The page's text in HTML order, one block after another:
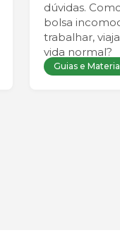
dúvidas.
bolsa
trabalhar,
vida normal?
Guias e